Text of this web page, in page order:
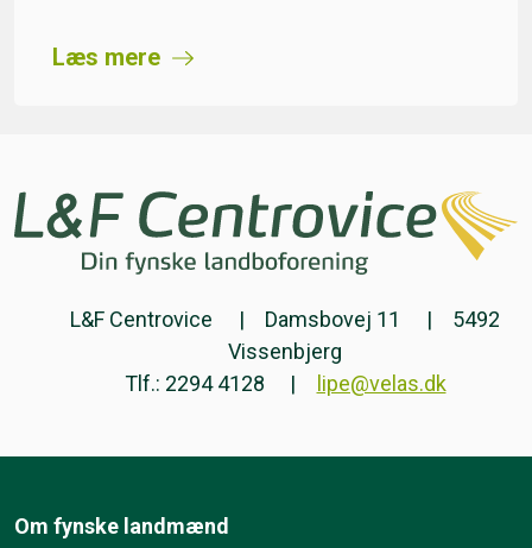
Læs mere
L&F Centrovice Damsbovej 11
5492
Vissenbjerg
Tlf.: 2294 4128
lipe@velas.dk
Om fynske landmænd